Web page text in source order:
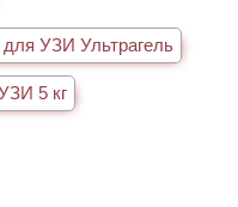
для УЗИ Ультрагель
5 кг